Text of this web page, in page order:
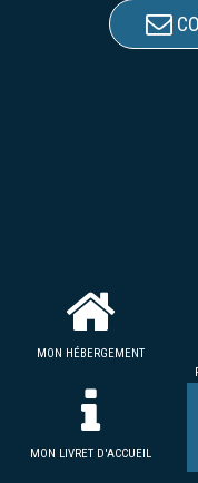
MON HÉBERGEMENT
MON LIVRET D'ACCUEIL